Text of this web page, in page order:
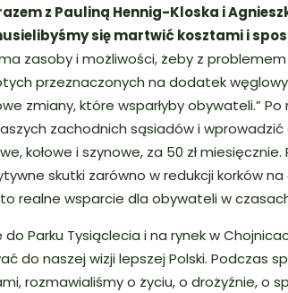
z Pauliną Hennig-Kloska i
się martwić kosztami i
zasoby i możliwości, żeby z
przeznaczonych na dodatek
zmiany, które wsparłyby obywateli.” Po
zachodnich sąsiadów i
kołowe i szynowe, za 50 zł
skutki zarówno w redukcji korków
realne wsparcie dla obywateli w
Parku Tysiąclecia i na rynek w
do naszej wizji lepszej Polski. Podczas
rozmawialiśmy o życiu, o drożyźnie, o